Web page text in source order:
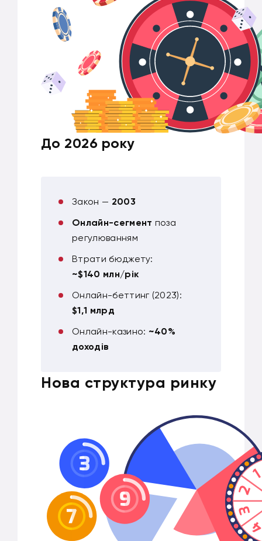
До 2026 року
Закон — 2003
Онлайн-сегмент поза
регулюванням
Втрати бюджету:
~$140 млн/рік
Онлайн-беттинг (2023):
$1,1 млрд
Онлайн-казино: ~40%
доходів
Нова структура ринку